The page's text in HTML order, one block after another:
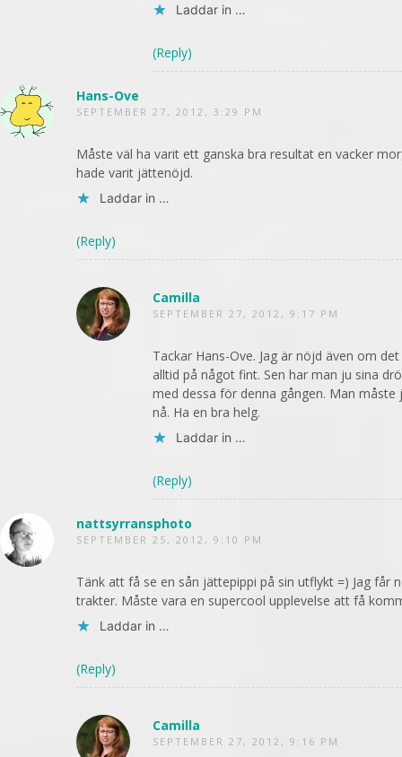
Laddar in …
(Reply)
Hans-Ove
SEPTEMBER 27, 2012, 3:29 PM
Måste väl ha varit ett ganska bra resultat en vacker
hade varit jättenöjd.
Laddar in …
(Reply)
Camilla
SEPTEMBER 27, 2012, 9:17 PM
Tackar Hans-Ove. Jag är nöjd även om
alltid på något fint. Sen har man ju sina
med dessa för denna gången. Man
nå. Ha en bra helg.
Laddar in …
(Reply)
nattsyrransphoto
SEPTEMBER 25, 2012, 9:10 PM
Tänk att få se en sån jättepippi på sin utflykt =) Jag får
trakter. Måste vara en supercool upplevelse att få
Laddar in …
(Reply)
Camilla
SEPTEMBER 27, 2012, 9:16 PM